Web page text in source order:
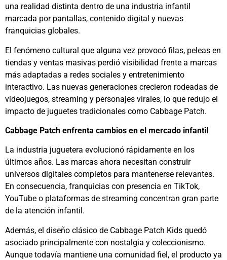
una realidad distinta dentro de una industria infantil
marcada por pantallas, contenido digital y nuevas
franquicias globales.
El fenómeno cultural que alguna vez provocó filas, peleas en
tiendas y ventas masivas perdió visibilidad frente a marcas
más adaptadas a redes sociales y entretenimiento
interactivo. Las nuevas generaciones crecieron rodeadas de
videojuegos, streaming y personajes virales, lo que redujo el
impacto de juguetes tradicionales como Cabbage Patch.
Cabbage Patch enfrenta cambios en el mercado infantil
La industria juguetera evolucionó rápidamente en los
últimos años. Las marcas ahora necesitan construir
universos digitales completos para mantenerse relevantes.
En consecuencia, franquicias con presencia en TikTok,
YouTube o plataformas de streaming concentran gran parte
de la atención infantil.
Además, el diseño clásico de Cabbage Patch Kids quedó
asociado principalmente con nostalgia y coleccionismo.
Aunque todavía mantiene una comunidad fiel, el producto ya